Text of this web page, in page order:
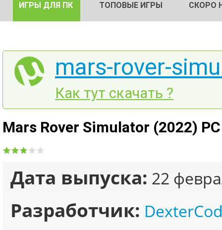
ИГРЫ ДЛЯ ПК ТОПОВЫЕ ИГРЫ СКОРО
mars-rover-
Как тут скачать ?
Mars Rover Simulator (2022)
Дата выпуска: 22
Разработчик: